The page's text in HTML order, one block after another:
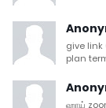
give
plan
ஹாய்